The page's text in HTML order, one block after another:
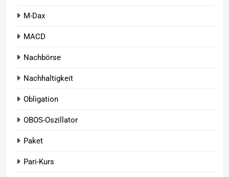
M-Dax
MACD
Nachbörse
Nachhaltigkeit
Obligation
OBOS-Oszillator
Paket
Pari-Kurs